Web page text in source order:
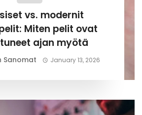
vs. modernit
Miten pelit ovat
ajan myötä
Sanomat January 13, 2026